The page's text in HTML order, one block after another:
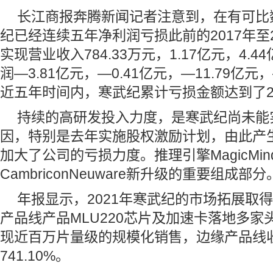
长江商报奔腾新闻记者注意到，在有可
纪已经连续五年净利润亏损此前的2017年
实现营业收入784.33万元，1.17亿元，4.44
润—3.81亿元，—0.41亿元，—11.79亿元
近五年时间内，寒武纪累计亏损金额达到了
持续的高研发投入力度，是寒武纪尚未
因，特别是去年实施股权激励计划，由此产
加大了公司的亏损力度。推理引擎
CambriconNeuware新升级的重要组成部分
年报显示，2021年寒武纪的市场拓展取
产品线产品MLU220芯片及加速卡落地多家
现近百万片量级的规模化销售，边缘产品线
741.10%。